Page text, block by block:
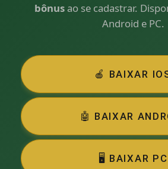
bônusao se cadastrar.
Android e PC.
🍎 BAIXAR
🤖 BAIXAR
🖥️ BAIXAR PC